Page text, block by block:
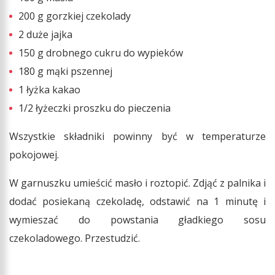
200 g gorzkiej czekolady
2 duże jajka
150 g drobnego cukru do wypieków
180 g mąki pszennej
1 łyżka kakao
1/2 łyżeczki proszku do pieczenia
Wszystkie składniki powinny być w temperaturze
pokojowej.
W garnuszku umieścić masło i roztopić. Zdjąć z palnika i
dodać posiekaną czekoladę, odstawić na 1 minutę i
wymieszać do powstania gładkiego sosu
czekoladowego. Przestudzić.